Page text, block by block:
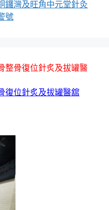
鑼灣及旺角中元堂針灸
號
整骨復位針炙及拔罐醫
復位針炙及拔罐醫舘